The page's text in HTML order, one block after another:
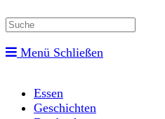
Menü Schließen
Essen
Geschichten